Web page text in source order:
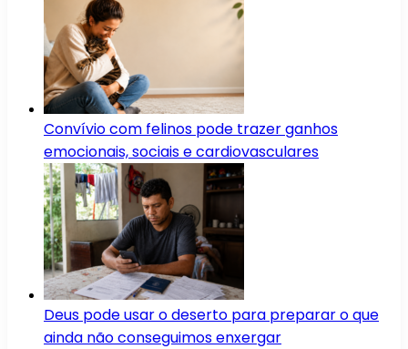
Convívio com felinos pode trazer ganhos
emocionais, sociais e cardiovasculares
Deus pode usar o deserto para preparar o que
ainda não conseguimos enxergar